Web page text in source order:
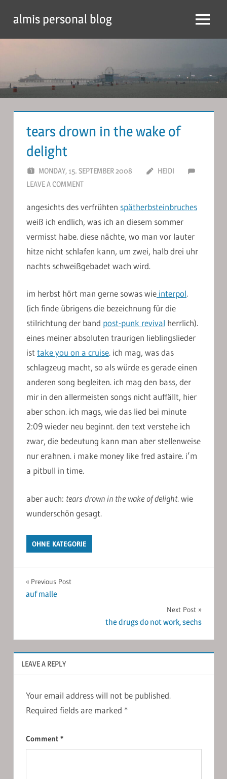
content
almis personal blog Menu
tears drown in the wake of
delight
MONDAY, 15. SEPTEMBER 2008
HEIDI
LEAVE A COMMENT
angesichts des verfrühten spätherbsteinbruches
weiß ich endlich, was ich an diesem sommer
vermisst habe. diese nächte, wo man vor lauter
hitze nicht schlafen kann, um zwei, halb drei uhr
nachts schweißgebadet wach wird.
im herbst hört man gerne sowas wie interpol.
(ich finde übrigens die bezeichnung für die
stilrichtung der band post-punk revival herrlich).
eines meiner absoluten traurigen lieblingslieder
ist take you on a cruise. ich mag, was das
schlagzeug macht, so als würde es gerade einen
anderen song begleiten. ich mag den bass, der
mir in den allermeisten songs nicht auffällt, hier
aber schon. ich mags, wie das lied bei minute
2:09 wieder neu beginnt. den text verstehe ich
zwar, die bedeutung kann man aber stellenweise
nur erahnen. i make money like fred astaire. i’m
a pitbull in time.
aber auch: tears drown in the wake of delight. wie
wunderschön gesagt.
OHNE KATEGORIE
Post
Previous Post
auf malle
Next Post
the drugs do not work, sechs
LEAVE A REPLY
Your email address will not be published.
Required fields are marked *
Comment *